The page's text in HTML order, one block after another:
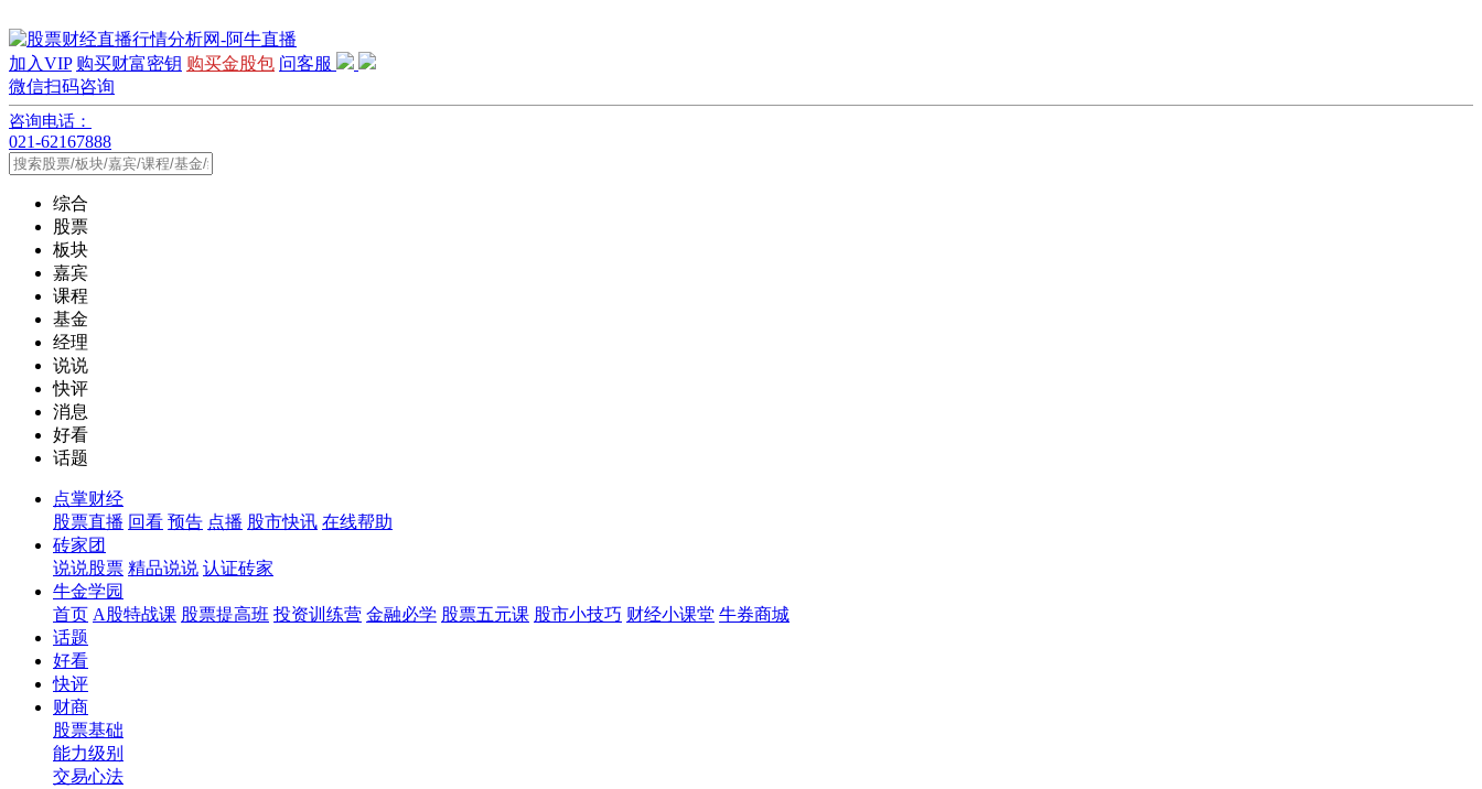
加入VIP 购买财富密钥 购买金股包 问客服
微信扫码咨询
咨询电话：
021-62167888
综合
股票
板块
嘉宾
课程
基金
经理
说说
快评
消息
好看
话题
点掌财经
股票直播 回看 预告 点播 股市快讯 在线帮助
砖家团
说说股票 精品说说 认证砖家
牛金学园
首页 A股特战课 股票提高班 投资训练营 金融必学 股票五元课 股市小技巧 财经小课堂 牛券商城
话题
好看
快评
财商
股票基础
能力级别
交易心法